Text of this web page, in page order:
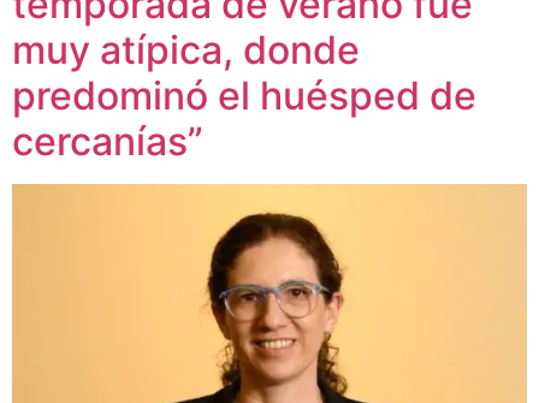
muy atípica, donde
predominó el huésped de
cercanías”